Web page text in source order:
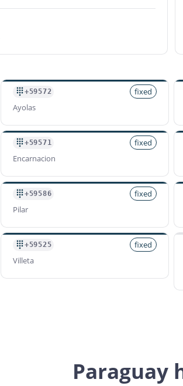
+59572
fixed
Ayolas
+59571
fixed
Encarnacion
+59586
fixed
Pilar
+59525
fixed
Villeta
Paraguay